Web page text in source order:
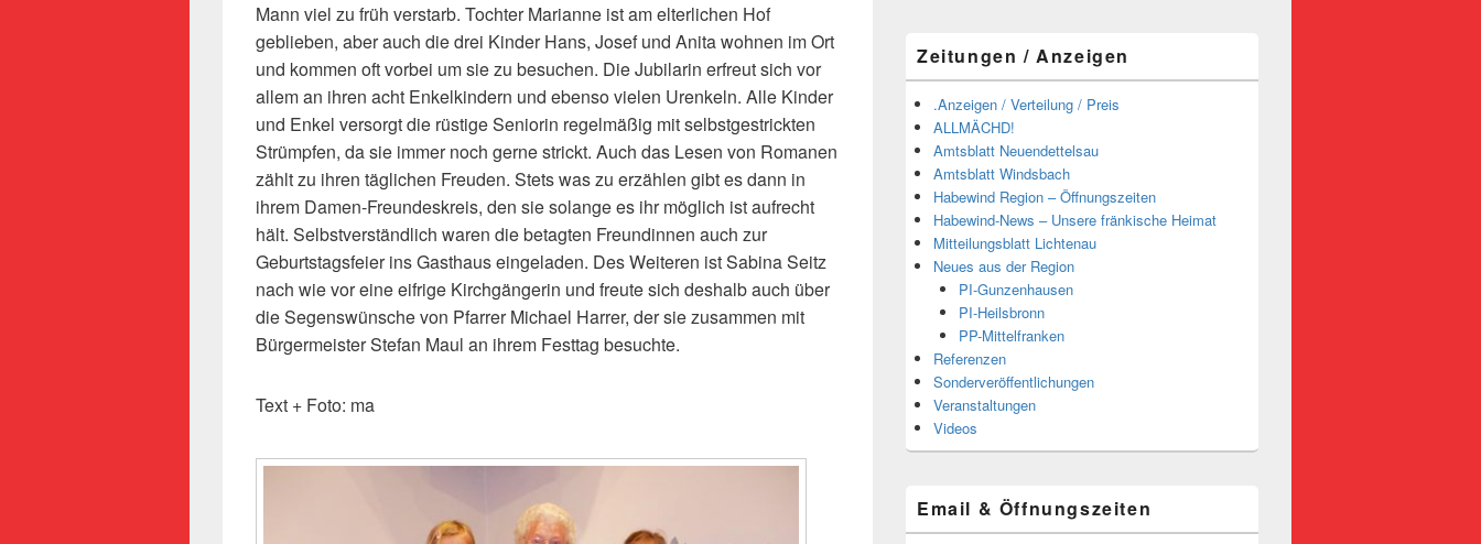
Mann viel zu früh verstarb. Tochter Marianne ist am elterlichen Hof
geblieben, aber auch die drei Kinder Hans, Josef und Anita wohnen im Ort
und kommen oft vorbei um sie zu besuchen. Die Jubilarin erfreut sich vor
allem an ihren acht Enkelkindern und ebenso vielen Urenkeln. Alle Kinder
und Enkel versorgt die rüstige Seniorin regelmäßig mit selbstgestrickten
Strümpfen, da sie immer noch gerne strickt. Auch das Lesen von Romanen
zählt zu ihren täglichen Freuden. Stets was zu erzählen gibt es dann in
ihrem Damen-Freundeskreis, den sie solange es ihr möglich ist aufrecht
hält. Selbstverständlich waren die betagten Freundinnen auch zur
Geburtstagsfeier ins Gasthaus eingeladen. Des Weiteren ist Sabina Seitz
nach wie vor eine eifrige Kirchgängerin und freute sich deshalb auch über
die Segenswünsche von Pfarrer Michael Harrer, der sie zusammen mit
Bürgermeister Stefan Maul an ihrem Festtag besuchte.
Text + Foto: ma
Zeitungen / Anzeigen
.Anzeigen / Verteilung / Preis
ALLMÄCHD!
Amtsblatt Neuendettelsau
Amtsblatt Windsbach
Habewind Region – Öffnungszeiten
Habewind-News – Unsere fränkische Heimat
Mitteilungsblatt Lichtenau
Neues aus der Region
PI-Gunzenhausen
PI-Heilsbronn
PP-Mittelfranken
Referenzen
Sonderveröffentlichungen
Veranstaltungen
Videos
Email & Öffnungszeiten